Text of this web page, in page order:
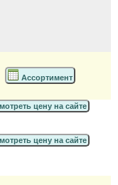
Ассортимент
цену на сайте
цену на сайте